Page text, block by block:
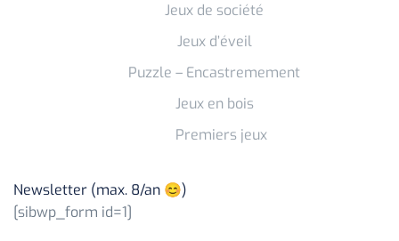
Jeux de société
Jeux d’éveil
Puzzle – Encastremement
Jeux en bois
Premiers jeux
Newsletter (max. 8/an 😊)
[sibwp_form id=1]